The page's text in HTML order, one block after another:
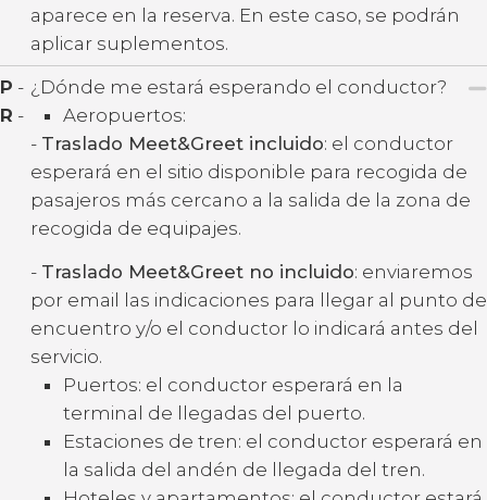
aparece en la reserva. En este caso, se podrán
aplicar suplementos.
P - ¿Dónde me estará esperando el conductor?
R -
Aeropuertos:
- Traslado Meet&Greet incluido: el conductor
esperará en el sitio disponible para recogida de
pasajeros más cercano a la salida de la zona de
recogida de equipajes.
- Traslado Meet&Greet no incluido: enviaremos
por email las indicaciones para llegar al punto de
encuentro y/o el conductor lo indicará antes del
servicio.
Puertos: el conductor esperará en la
terminal de llegadas del puerto.
Estaciones de tren: el conductor esperará en
la salida del andén de llegada del tren.